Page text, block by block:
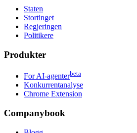
Staten
Stortinget
Regjeringen
Politikere
Produkter
For AI-agenterbeta
Konkurrentanalyse
Chrome Extension
Companybook